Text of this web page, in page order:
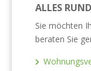
ALLES
Sie möchten
beraten Sie